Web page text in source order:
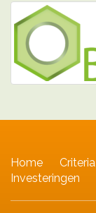
Home Criteria
Investeringen